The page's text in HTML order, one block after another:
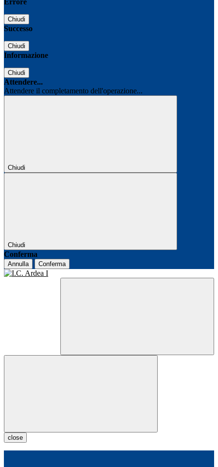
Errore
Chiudi
Successo
Chiudi
Informazione
Chiudi
Attendere...
Attendere il completamento dell'operazione...
Chiudi
Chiudi
Conferma
Annulla Conferma
close